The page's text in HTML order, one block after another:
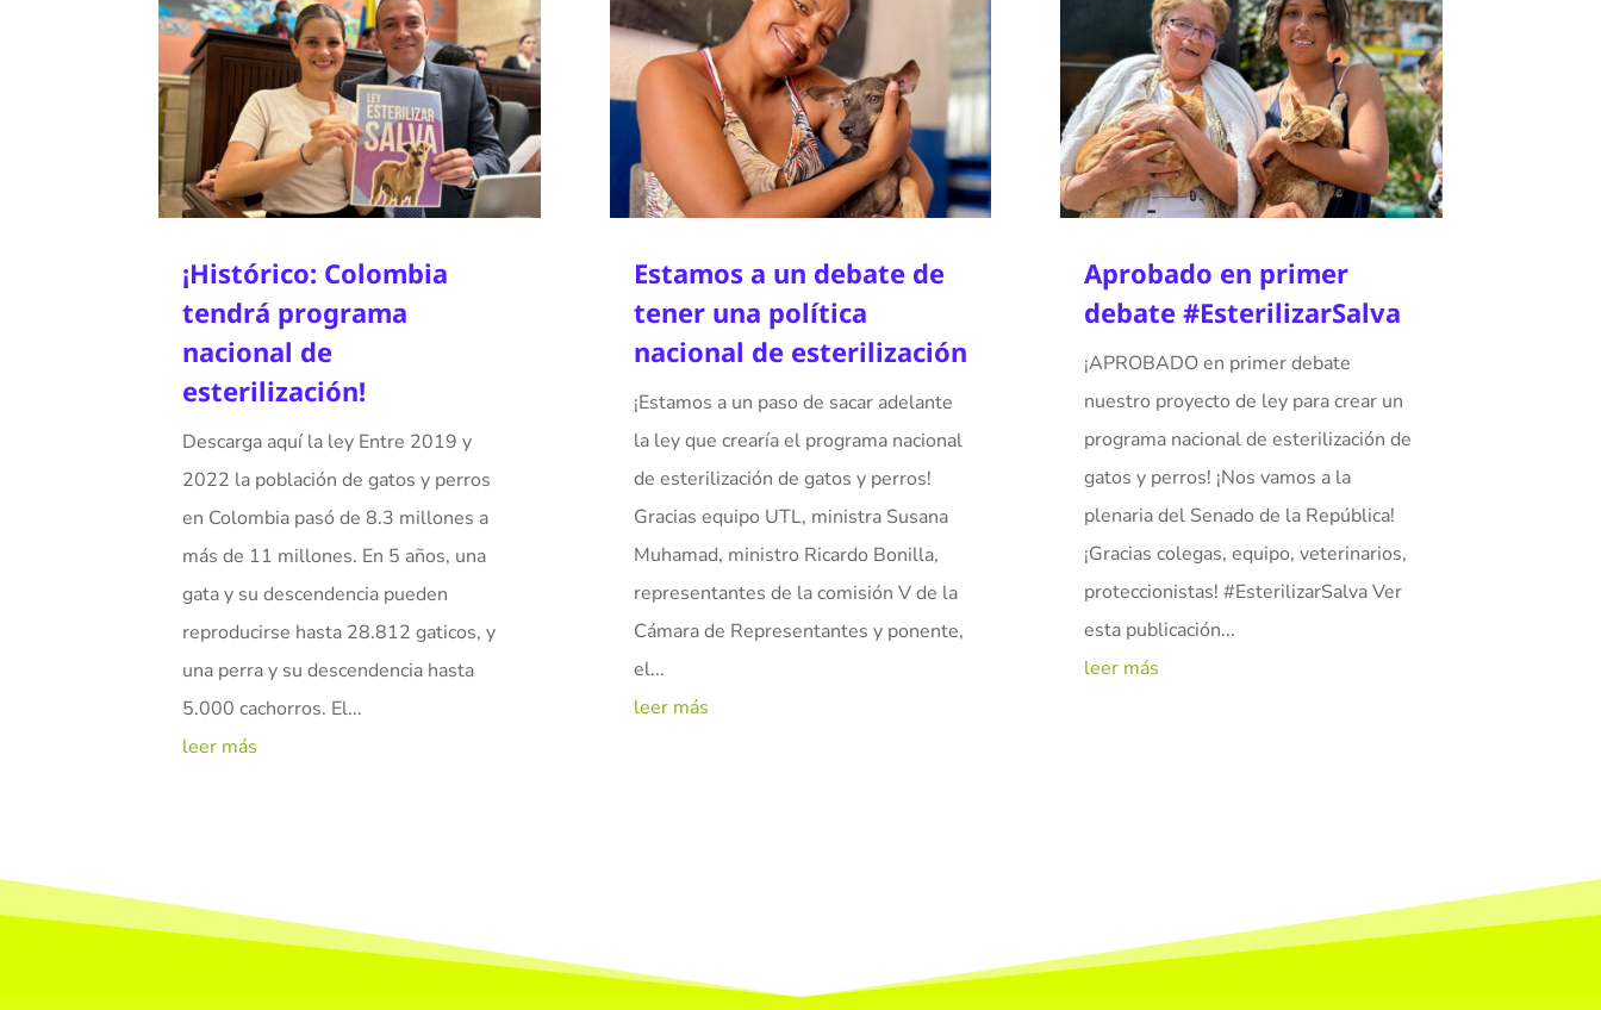
¡Histórico: Colombia
tendrá programa
nacional de
esterilización!
Descarga aquí la ley Entre 2019 y
2022 la población de gatos y perros
en Colombia pasó de 8.3 millones a
más de 11 millones. En 5 años, una
gata y su descendencia pueden
reproducirse hasta 28.812 gaticos, y
una perra y su descendencia hasta
5.000 cachorros. El...
leer más
Estamos a un debate de
tener una política
nacional de esterilización
¡Estamos a un paso de sacar adelante
la ley que crearía el programa nacional
de esterilización de gatos y perros!
Gracias equipo UTL, ministra Susana
Muhamad, ministro Ricardo Bonilla,
representantes de la comisión V de la
Cámara de Representantes y ponente,
el...
leer más
Aprobado en primer
debate #EsterilizarSalva
¡APROBADO en primer debate
nuestro proyecto de ley para crear un
programa nacional de esterilización de
gatos y perros! ¡Nos vamos a la
plenaria del Senado de la República!
¡Gracias colegas, equipo, veterinarios,
proteccionistas! #EsterilizarSalva Ver
esta publicación...
leer más